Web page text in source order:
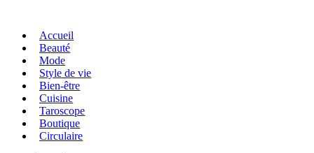
Accueil
Beauté
Mode
Style de vie
Bien-être
Cuisine
Taroscope
Boutique
Circulaire